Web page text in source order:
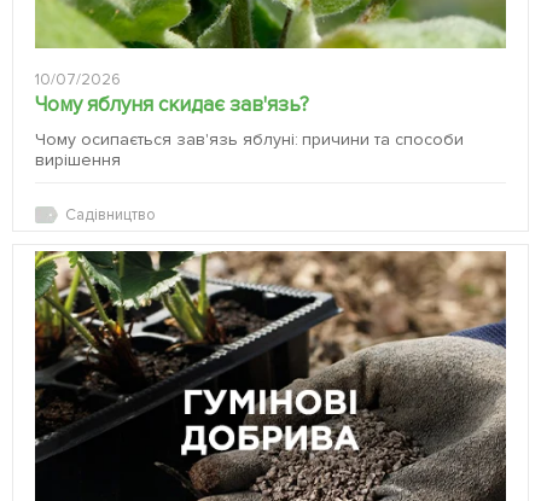
10/07/2026
Чому яблуня скидає зав'язь?
Чому осипається зав'язь яблуні: причини та способи
вирішення
Садівництво